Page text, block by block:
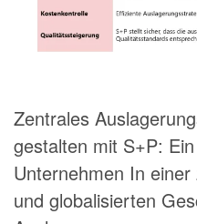
Zentrales
gestalten mit S+P:
Unternehmen In
und globalisierten